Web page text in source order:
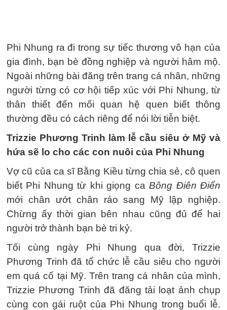
Phi Nhung ra đi trong sự tiếc thương vô hạn của
gia đình, bạn bè đồng nghiệp và người hâm mộ.
Ngoài những bài đăng trên trang cá nhân, những
người từng có cơ hội tiếp xúc với Phi Nhung, từ
thân thiết đến mối quan hệ quen biết thông
thường đều có cách riêng để nói lời tiễn biệt.
Trizzie Phương Trinh làm lễ cầu siêu ở Mỹ và
hứa sẽ lo cho các con nuôi của Phi Nhung
Vợ cũ của ca sĩ Bằng Kiều từng chia sẻ, cô quen
biết Phi Nhung từ khi giọng caBông Điên Điển
mới chân ướt chân ráo sang Mỹ lập nghiệp.
Chừng ấy thời gian bên nhau cũng đủ để hai
người trở thành bạn bè tri kỷ.
Tối cùng ngày Phi Nhung qua đời, Trizzie
Phương Trinh đã tổ chức lễ cầu siêu cho người
em quá cố tại Mỹ. Trên trang cá nhân của mình,
Trizzie Phương Trinh đã đăng tải loạt ảnh chụp
cùng con gái ruột của Phi Nhung trong buổi lễ.